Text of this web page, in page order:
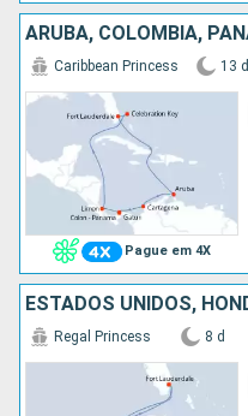
Pague em 4X
Caribbean Princess 13 d
Regal Princess 8 d